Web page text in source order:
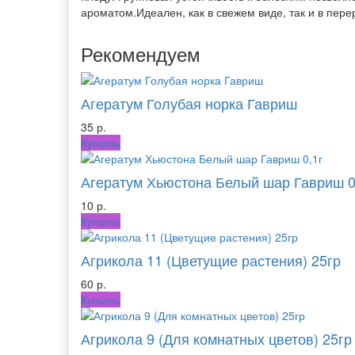
ароматом.Идеален, как в свежем виде, так и в
Рекомендуем
Агератум Голубая норка Гавриш
35 р.
Купить
Агератум Хьюстона Белый шар Гавриш
10 р.
Купить
Агрикола 11 (Цветущие растения) 25гр
60 р.
Купить
Агрикола 9 (Для комнатных цветов) 25гр